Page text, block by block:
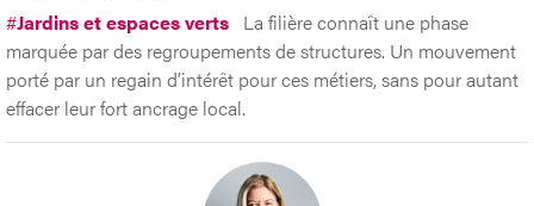
#Jardins et espaces verts La filière connaît une phase
marquée par des regroupements de structures. Un mouvement
porté par un regain d’intérêt pour ces métiers, sans pour autant
effacer leur fort ancrage local.